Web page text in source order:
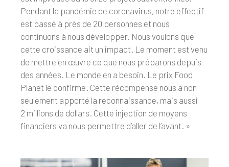
Pendant la pandémie de coronavirus, notre effectif
est passé à près de 20 personnes et nous
continuons à nous développer. Nous voulons que
cette croissance ait un impact. Le moment est venu
de mettre en œuvre ce que nous préparons depuis
des années. Le monde en a besoin. Le prix Food
Planet le confirme. Cette récompense nous a non
seulement apporté la reconnaissance, mais aussi
2 millions de dollars. Cette injection de moyens
financiers va nous permettre d’aller de l’avant. »